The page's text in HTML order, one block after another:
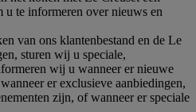
u te informeren over nieuws en
van ons klantenbestand en de Le
sturen wij u speciale,
wij u wanneer er nieuwe
er exclusieve aanbiedingen,
zijn, of wanneer er speciale